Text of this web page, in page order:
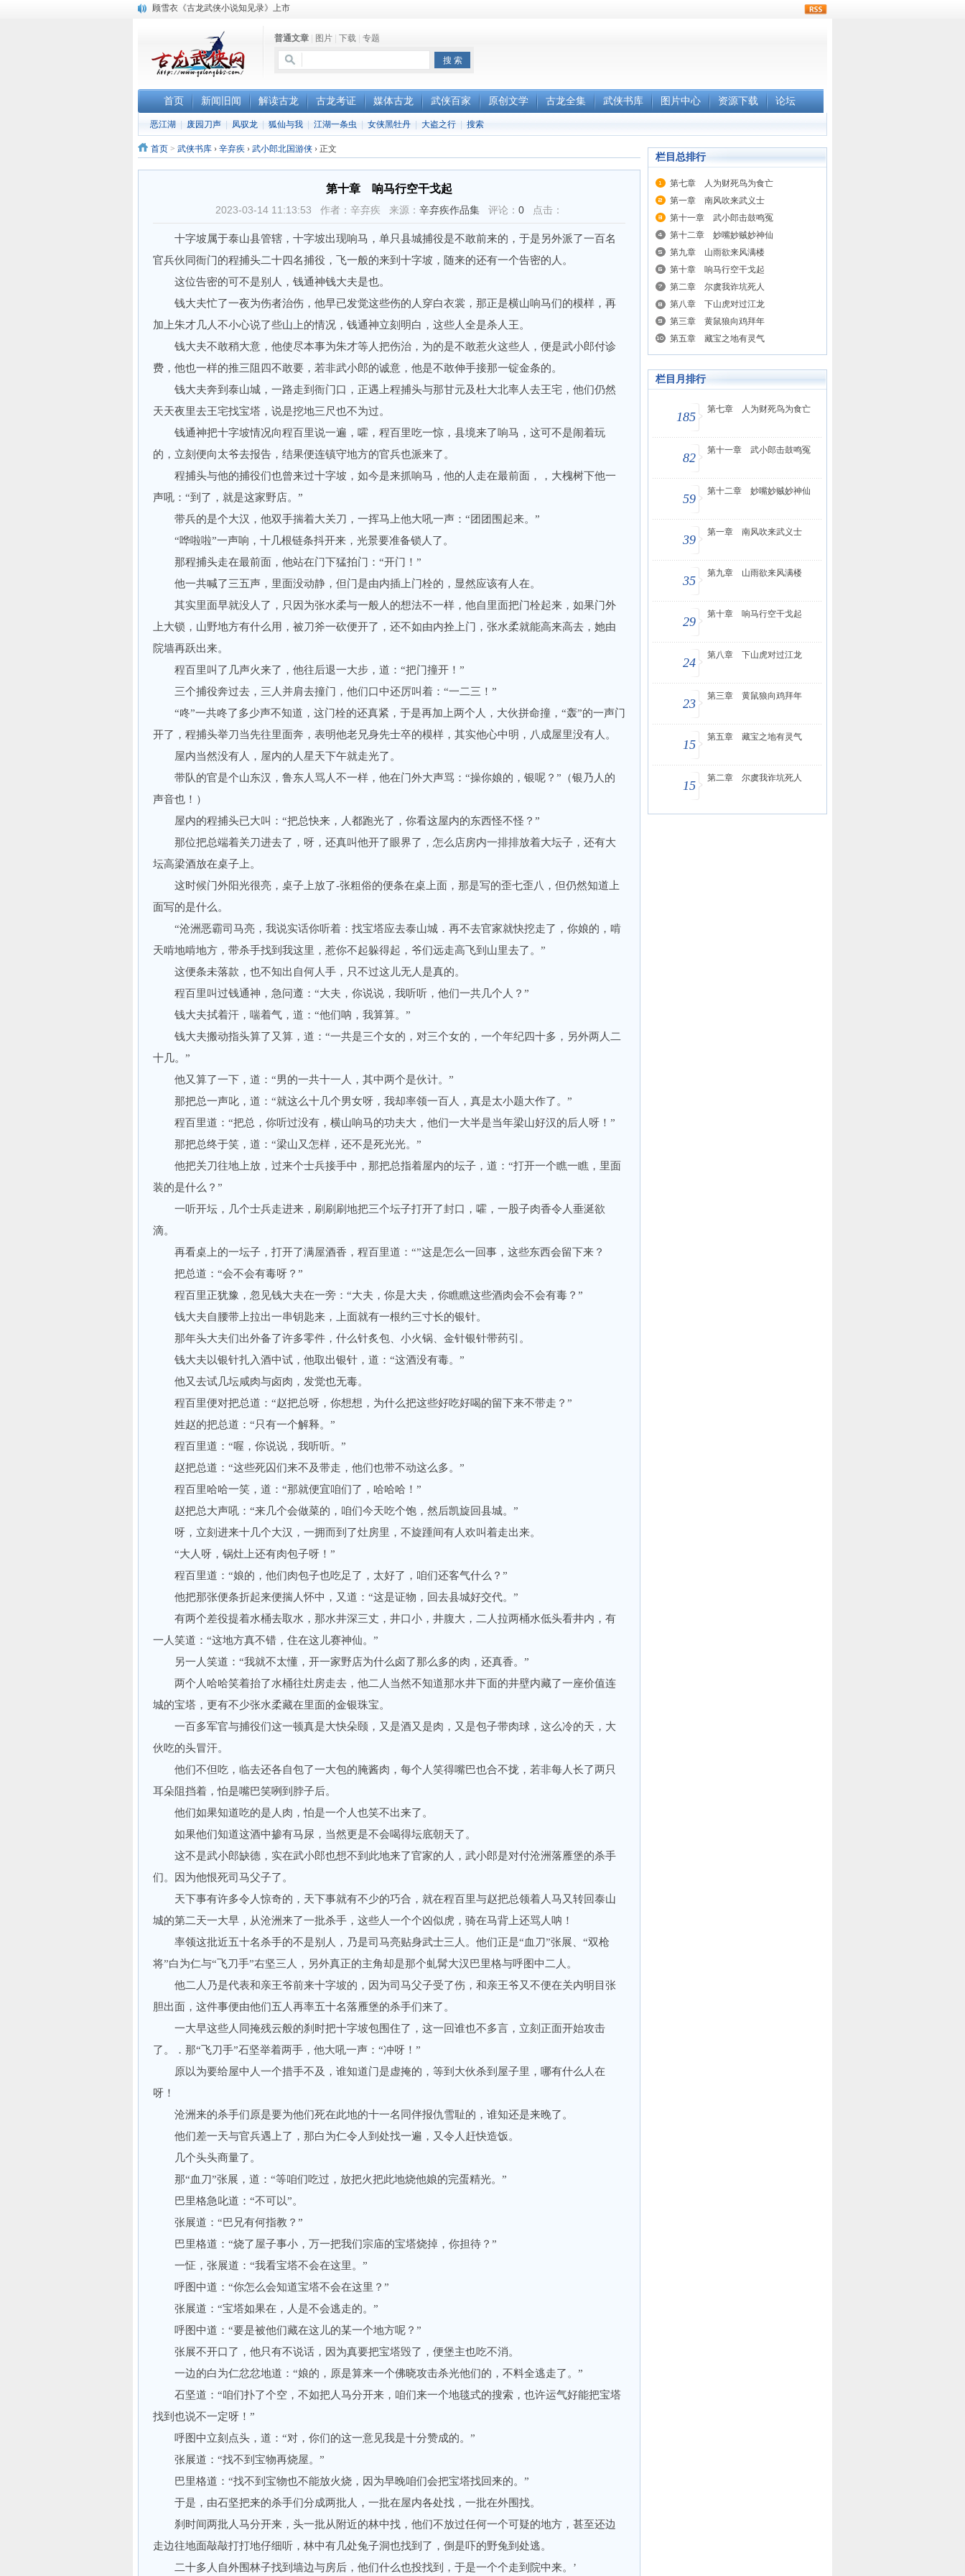
顾雪衣《古龙武侠小说知见录》上市
《古龙小说原貌探究》修订版已上市普通文章 图片 下载 专题
首页 新闻旧闻 解读古龙 古龙考证 媒体古龙 武侠百家 原创文学 古龙全集 武侠书库 图片中心 资源下载 论坛
恶江湖 废园刀声 凤驭龙 狐仙与我 江湖一条虫 女侠黑牡丹 大盗之行 搜索
首页 > 武侠书库 › 辛弃疾 › 武小郎北国游侠 › 正文
第十章 响马行空干戈起
2023-03-14 11:13:53 作者：辛弃疾 来源： 辛弃疾作品集 评论： 0 点击：
十字坡属于泰山县管辖，十字坡出现响马，单只县城捕役是不敢前来的，于是另外派了一百名
官兵伙同衙门的程捕头二十四名捕役，飞一般的来到十字坡，随来的还有一个告密的人。
这位告密的可不是别人，钱通神钱大夫是也。
钱大夫忙了一夜为伤者治伤，他早已发觉这些伤的人穿白衣裳，那正是横山响马们的模样，再
加上朱才几人不小心说了些山上的情况，钱通神立刻明白，这些人全是杀人王。
钱大夫不敢稍大意，他使尽本事为朱才等人把伤治，为的是不敢惹火这些人，便是武小郎付诊
费，他也一样的推三阻四不敢要，若非武小郎的诚意，他是不敢伸手接那一锭金条的。
钱大夫奔到泰山城，一路走到衙门口，正遇上程捕头与那甘元及杜大北率人去王宅，他们仍然
天天夜里去王宅找宝塔，说是挖地三尺也不为过。
钱通神把十字坡情况向程百里说一遍，嚯，程百里吃一惊，县境来了响马，这可不是闹着玩
的，立刻便向太爷去报告，结果便连镇守地方的官兵也派来了。
程捕头与他的捕役们也曾来过十字坡，如今是来抓响马，他的人走在最前面，，大槐树下他一
声吼：“到了，就是这家野店。”
带兵的是个大汉，他双手揣着大关刀，一挥马上他大吼一声：“团团围起来。”
“哗啦啦”一声响，十几根链条抖开来，光景要准备锁人了。
那程捕头走在最前面，他站在门下猛拍门：“开门！”
他一共喊了三五声，里面没动静，但门是由内插上门栓的，显然应该有人在。
其实里面早就没人了，只因为张水柔与一般人的想法不一样，他自里面把门栓起来，如果门外
上大锁，山野地方有什么用，被刀斧一砍便开了，还不如由内拴上门，张水柔就能高来高去，她由
院墙再跃出来。
程百里叫了几声火来了，他往后退一大步，道：“把门撞开！”
三个捕役奔过去，三人并肩去撞门，他们口中还厉叫着：“一二三！”
“咚”一共咚了多少声不知道，这门栓的还真紧，于是再加上两个人，大伙拼命撞，“轰”的一声门
开了，程捕头举刀当先往里面奔，表明他老兄身先士卒的模样，其实他心中明，八成屋里没有人。
屋内当然没有人，屋内的人星天下午就走光了。
带队的官是个山东汉，鲁东人骂人不一样，他在门外大声骂：“操你娘的，银呢？”（银乃人的
声音也！）
屋内的程捕头已大叫：“把总快来，人都跑光了，你看这屋内的东西怪不怪？”
那位把总端着关刀进去了，呀，还真叫他开了眼界了，怎么店房内一排排放着大坛子，还有大
坛高梁酒放在桌子上。
这时候门外阳光很亮，桌子上放了-张粗俗的便条在桌上面，那是写的歪七歪八，但仍然知道上
面写的是什么。
“沧洲恶霸司马亮，我说实话你听着：找宝塔应去泰山城．再不去官家就快挖走了，你娘的，啃
天啃地啃地方，带杀手找到我这里，惹你不起躲得起，爷们远走高飞到山里去了。”
这便条未落款，也不知出自何人手，只不过这儿无人是真的。
程百里叫过钱通神，急问遵：“大夫，你说说，我听听，他们一共几个人？”
钱大夫拭着汗，喘着气，道：“他们呐，我算算。”
钱大夫搬动指头算了又算，道：“一共是三个女的，对三个女的，一个年纪四十多，另外两人二
十几。”
他又算了一下，道：“男的一共十一人，其中两个是伙计。”
那把总一声叱，道：“就这么十几个男女呀，我却率领一百人，真是太小题大作了。”
程百里道：“把总，你听过没有，横山响马的功夫大，他们一大半是当年梁山好汉的后人呀！”
那把总终于笑，道：“梁山又怎样，还不是死光光。”
他把关刀往地上放，过来个士兵接手中，那把总指着屋内的坛子，道：“打开一个瞧一瞧，里面
装的是什么？”
一听开坛，几个士兵走进来，刷刷刷地把三个坛子打开了封口，嚯，一股子肉香令人垂涎欲
滴。
再看桌上的一坛子，打开了满屋酒香，程百里道：“”这是怎么一回事，这些东西会留下来？
把总道：“会不会有毒呀？”
程百里正犹豫，忽见钱大夫在一旁：“大夫，你是大夫，你瞧瞧这些酒肉会不会有毒？”
钱大夫自腰带上拉出一串钥匙来，上面就有一根约三寸长的银针。
那年头大夫们出外备了许多零件，什么针炙包、小火锅、金针银针带药引。
钱大夫以银针扎入酒中试，他取出银针，道：“这酒没有毒。”
他又去试几坛咸肉与卤肉，发觉也无毒。
程百里便对把总道：“赵把总呀，你想想，为什么把这些好吃好喝的留下来不带走？”
姓赵的把总道：“只有一个解释。”
程百里道：“喔，你说说，我听听。”
赵把总道：“这些死囚们来不及带走，他们也带不动这么多。”
程百里哈哈一笑，道：“那就便宜咱们了，哈哈哈！”
赵把总大声吼：“来几个会做菜的，咱们今天吃个饱，然后凯旋回县城。”
呀，立刻进来十几个大汉，一拥而到了灶房里，不旋踵间有人欢叫着走出来。
“大人呀，锅灶上还有肉包子呀！”
程百里道：“娘的，他们肉包子也吃足了，太好了，咱们还客气什么？”
他把那张便条折起来便揣人怀中，又道：“这是证物，回去县城好交代。”
有两个差役提着水桶去取水，那水井深三丈，井口小，井腹大，二人拉两桶水低头看井内，有
一人笑道：“这地方真不错，住在这儿赛神仙。”
另一人笑道：“我就不太懂，开一家野店为什么卤了那么多的肉，还真香。”
两个人哈哈笑着抬了水桶往灶房走去，他二人当然不知道那水井下面的井壁内藏了一座价值连
城的宝塔，更有不少张水柔藏在里面的金银珠宝。
一百多军官与捕役们这一顿真是大快朵颐，又是酒又是肉，又是包子带肉球，这么冷的天，大
伙吃的头冒汗。
他们不但吃，临去还各自包了一大包的腌酱肉，每个人笑得嘴巴也合不拢，若非每人长了两只
耳朵阻挡着，怕是嘴巴笑咧到脖子后。
他们如果知道吃的是人肉，怕是一个人也笑不出来了。
如果他们知道这酒中掺有马尿，当然更是不会喝得坛底朝天了。
这不是武小郎缺德，实在武小郎也想不到此地来了官家的人，武小郎是对付沧洲落雁堡的杀手
们。因为他恨死司马父子了。
天下事有许多令人惊奇的，天下事就有不少的巧合，就在程百里与赵把总领着人马又转回泰山
城的第二天一大早，从沧洲来了一批杀手，这些人一个个凶似虎，骑在马背上还骂人呐！
率领这批近五十名杀手的不是别人，乃是司马亮贴身武士三人。他们正是“血刀”张展、“双枪
将”白为仁与“飞刀手”右坚三人，另外真正的主角却是那个虬髯大汉巴里格与呼图中二人。
他二人乃是代表和亲王爷前来十字坡的，因为司马父子受了伤，和亲王爷又不便在关内明目张
胆出面，这件事便由他们五人再率五十名落雁堡的杀手们来了。
一大早这些人同掩残云般的刹时把十字坡包围住了，这一回谁也不多言，立刻正面开始攻击
了。．那“飞刀手”石坚举着两手，他大吼一声：“冲呀！”
原以为要给屋中人一个措手不及，谁知道门是虚掩的，等到大伙杀到屋子里，哪有什么人在
呀！
沧洲来的杀手们原是要为他们死在此地的十一名同伴报仇雪耻的，谁知还是来晚了。
他们差一天与官兵遇上了，那白为仁令人到处找一遍，又令人赶快造饭。
几个头头商量了。
那“血刀”张展，道：“等咱们吃过，放把火把此地烧他娘的完蛋精光。”
巴里格急叱道：“不可以”。
张展道：“巴兄有何指教？”
巴里格道：“烧了屋子事小，万一把我们宗庙的宝塔烧掉，你担待？”
一怔，张展道：“我看宝塔不会在这里。”
呼图中道：“你怎么会知道宝塔不会在这里？”
张展道：“宝塔如果在，人是不会逃走的。”
呼图中道：“要是被他们藏在这儿的某一个地方呢？”
张展不开口了，他只有不说话，因为真要把宝塔毁了，便堡主也吃不消。
一边的白为仁忿忿地道：“娘的，原是算来一个佛晓攻击杀光他们的，不料全逃走了。”
石坚道：“咱们扑了个空，不如把人马分开来，咱们来一个地毯式的搜索，也许运气好能把宝塔
找到也说不一定呀！”
呼图中立刻点头，道：“对，你们的这一意见我是十分赞成的。”
张展道：“找不到宝物再烧屋。”
巴里格道：“找不到宝物也不能放火烧，因为早晚咱们会把宝塔找回来的。”
于是，由石坚把来的杀手们分成两批人，一批在屋内各处找，一批在外围找。
刹时间两批人马分开来，头一批从附近的林中找，他们不放过任何一个可疑的地方，甚至还边
走边往地面敲敲打打地仔细听，林中有几处兔子洞也找到了，倒是吓的野兔到处逃。
二十多人自外围林子找到墙边与房后，他们什么也投找到，于是一个个走到院中来。’
栏目总排行
第七章 人为财死鸟为食亡
第一章 南风吹来武义士
第十一章 武小郎击鼓鸣冤
第十二章 妙嘴妙贼妙神仙
第九章 山雨欲来风满楼
第十章 响马行空干戈起
第二章 尔虞我诈坑死人
第八章 下山虎对过江龙
第三章 黄鼠狼向鸡拜年
第五章 藏宝之地有灵气
栏目月排行
185
第七章 人为财死鸟为食亡
82
第十一章 武小郎击鼓鸣冤
59
第十二章 妙嘴妙贼妙神仙
39
第一章 南风吹来武义士
35
第九章 山雨欲来风满楼
29
第十章 响马行空干戈起
24
第八章 下山虎对过江龙
23
第三章 黄鼠狼向鸡拜年
15
第五章 藏宝之地有灵气
15
第二章 尔虞我诈坑死人